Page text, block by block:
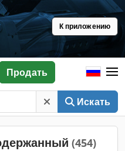
К приложению
Искать
Продать
(454)